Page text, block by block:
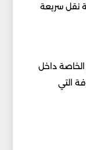
نقل سريعة
داخل
التي